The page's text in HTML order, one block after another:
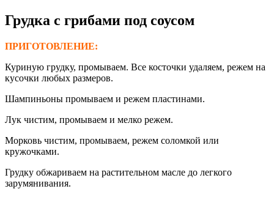
Грудка с грибами под соусом
ПРИГОТОВЛЕНИЕ:
Куриную грудку, промываем. Все косточки удаляем, режем на
кусочки любых размеров.
Шампиньоны промываем и режем пластинами.
Лук чистим, промываем и мелко режем.
Морковь чистим, промываем, режем соломкой или
кружочками.
Грудку обжариваем на растительном масле до легкого
зарумянивания.